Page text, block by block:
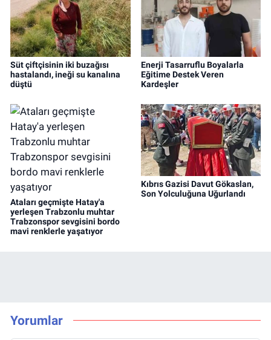
Süt çiftçisinin iki buzağısı
hastalandı, ineği su kanalına
düştü
Enerji Tasarruflu Boyalarla
Eğitime Destek Veren
Kardeşler
Ataları geçmişte Hatay'a
yerleşen Trabzonlu muhtar
Trabzonspor sevgisini bordo
mavi renklerle yaşatıyor
Kıbrıs Gazisi Davut Gökaslan,
Son Yolculuğuna Uğurlandı
Yorumlar